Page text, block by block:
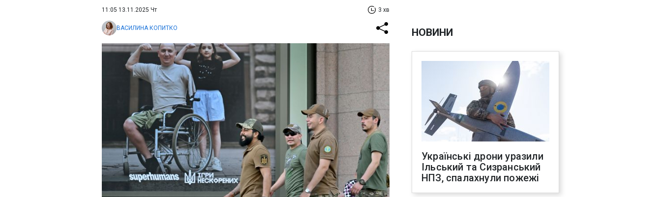
11:05 13.11.2025 Чт 3 хв
ВАСИЛИНА КОПИТКО НОВИНИ
Українські дрони уразили
Ільський та Сизранський
НПЗ, спалахнули пожежі